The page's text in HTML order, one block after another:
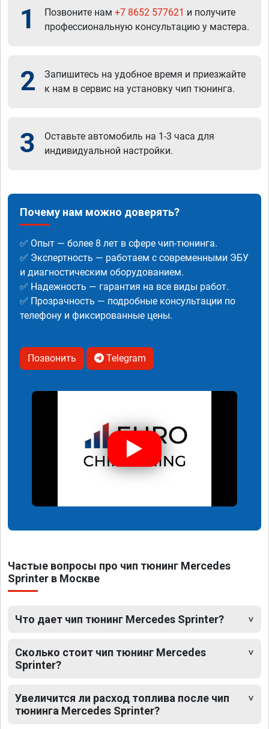
1 Позвоните нам +7 8652 577621 и получите
профессиональную консультацию у мастера.
2
Запишитесь на удобное время и приезжайте
к нам в сервис на установку чип тюнинга.
3
Оставьте автомобиль на 1-3 часа для
индивидуальной настройки.
Почему нам можно доверять?
✅ Опыт — более 8 лет в сфере чип-тюнинга.
✅ Экспертность — работаем с современными ЭБУ
и диагностическим оборудованием.
✅ Надежность — гарантия на все виды работ.
✅ Прозрачность — подробные консультации по
телефону и фиксированные цены.
Позвонить Telegram
Частые вопросы про чип тюнинг Mercedes
Sprinter в Москве
Что дает чип тюнинг Mercedes Sprinter?
Сколько стоит чип тюнинг Mercedes
Sprinter?
Увеличится ли расход топлива после чип
тюнинга Mercedes Sprinter?